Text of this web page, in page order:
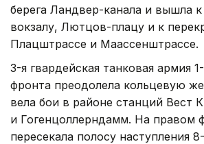
берега Ландвер-канала и вышла
вокзалу, Лютцов-плацу и к
Плацштрассе и Маассенштрассе.
3-я гвардейская танковая армия
фронта преодолела кольцевую
вела бои в районе станций Вест
и Гогенцоллерндамм. На правом
пересекала полосу наступления